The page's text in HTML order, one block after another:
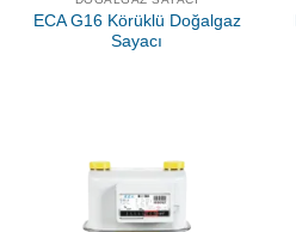
ECA G16 Körüklü Doğalgaz
Sayacı